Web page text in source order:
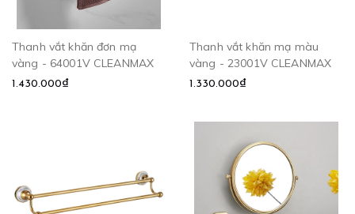
Thanh vắt khăn đơn mạ
vàng - 64001V CLEANMAX
1.430.000₫
Thanh vắt khăn mạ màu
vàng - 23001V CLEANMAX
1.330.000₫